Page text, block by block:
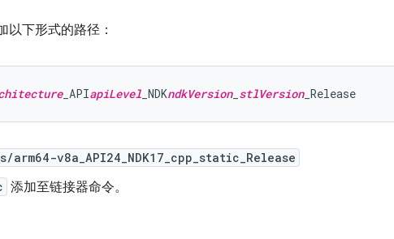
以下形式的路径：
_APIapiLevel _NDKndkVersion_ stlVersion
arm64-v8a_API24_NDK17_cpp_static_Release
添加至链接器命令。